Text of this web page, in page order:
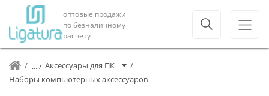
оптовые продажи
по безналичному
расчету
Аксессуары для ПК
Наборы компьютерных аксессуаров